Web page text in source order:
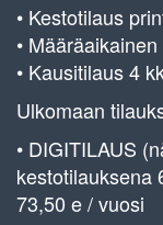
• Kestotilaus
•
• Kausitilaus 4
Ulkomaan
• DIGITILAUS
kestotilauksena
73,50 e / vuosi